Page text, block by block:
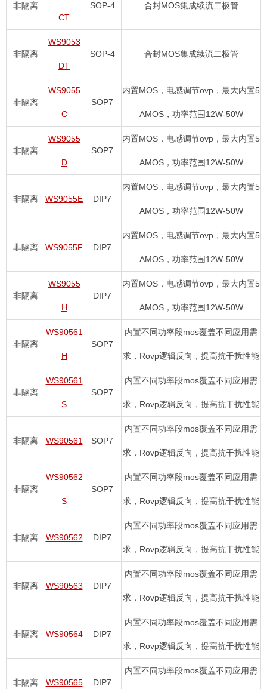
非隔离
CT
SOP-4 合封MOS集成续流二极管
非隔离
WS9053
DT
SOP-4 合封MOS集成续流二极管
非隔离
WS9055
C
SOP7
内置MOS，电感调节ovp，最大内置5
AMOS，功率范围12W-50W
非隔离
WS9055
D
SOP7
内置MOS，电感调节ovp，最大内置5
AMOS，功率范围12W-50W
非隔离 WS9055E DIP7
内置MOS，电感调节ovp，最大内置5
AMOS，功率范围12W-50W
非隔离 WS9055F DIP7
内置MOS，电感调节ovp，最大内置5
AMOS，功率范围12W-50W
非隔离
WS9055
H
DIP7
内置MOS，电感调节ovp，最大内置5
AMOS，功率范围12W-50W
非隔离
WS90561
H
SOP7
内置不同功率段mos覆盖不同应用需
求，Rovp逻辑反向，提高抗干扰性能
非隔离
WS90561
S
SOP7
内置不同功率段mos覆盖不同应用需
求，Rovp逻辑反向，提高抗干扰性能
非隔离 WS90561 SOP7
内置不同功率段mos覆盖不同应用需
求，Rovp逻辑反向，提高抗干扰性能
非隔离
WS90562
S
SOP7
内置不同功率段mos覆盖不同应用需
求，Rovp逻辑反向，提高抗干扰性能
非隔离 WS90562 DIP7
内置不同功率段mos覆盖不同应用需
求，Rovp逻辑反向，提高抗干扰性能
非隔离 WS90563 DIP7
内置不同功率段mos覆盖不同应用需
求，Rovp逻辑反向，提高抗干扰性能
非隔离 WS90564 DIP7
内置不同功率段mos覆盖不同应用需
求，Rovp逻辑反向，提高抗干扰性能
非隔离 WS90565 DIP7
内置不同功率段mos覆盖不同应用需